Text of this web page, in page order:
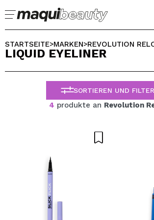
Ich bin bereits #maquilover, ich habe
Ich habe hier kein Konto
WÄHLE DEINE
ALEMAN
ESPAÑOL
ENGLISH
FRANCES
STARTSEITE>MARKEN>REVOLUTION
LIQUID EYELINER
SORTIEREN UND
4 produkte an Revolution